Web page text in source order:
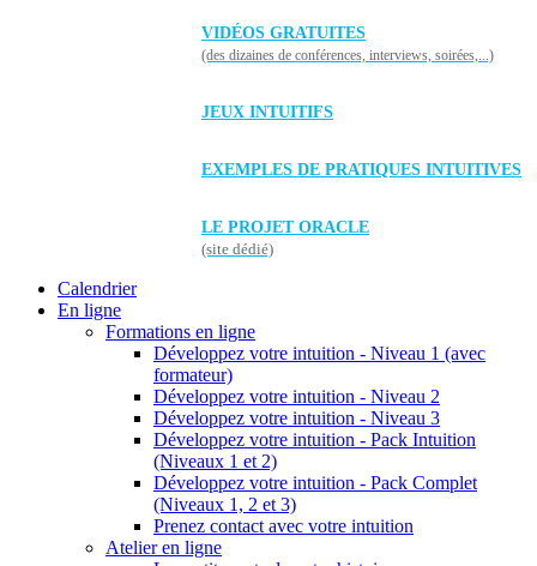
VIDÉOS GRATUITES
(des dizaines de conférences, interviews, soirées,...)
JEUX INTUITIFS
EXEMPLES DE PRATIQUES INTUITIVES
LE PROJET ORACLE
(site dédié)
Calendrier
En ligne
Formations en ligne
Développez votre intuition - Niveau 1 (avec
formateur)
Développez votre intuition - Niveau 2
Développez votre intuition - Niveau 3
Développez votre intuition - Pack Intuition
(Niveaux 1 et 2)
Développez votre intuition - Pack Complet
(Niveaux 1, 2 et 3)
Prenez contact avec votre intuition
Atelier en ligne